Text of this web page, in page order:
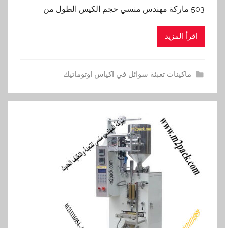
503 ماركة مهندس منسي حجم الكيس الطول من
اقرأ المزيد
ماكينات تعبئة سوائل في اكياس اوتوماتيك